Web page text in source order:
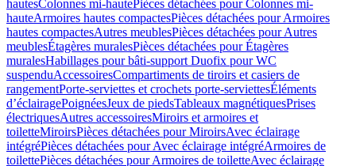
hautesColonnes mi-hautePièces détachées pour Colonnes mi-
hauteArmoires hautes compactesPièces détachées pour Armoires
hautes compactesAutres meublesPièces détachées pour Autres
meublesÉtagères muralesPièces détachées pour Étagères
muralesHabillages pour bâti-support Duofix pour WC
suspenduAccessoiresCompartiments de tiroirs et casiers de
rangementPorte-serviettes et crochets porte-serviettesÉléments
d’éclairagePoignéesJeux de piedsTableaux magnétiquesPrises
électriquesAutres accessoiresMiroirs et armoires et
toiletteMiroirsPièces détachées pour MiroirsAvec éclairage
intégréPièces détachées pour Avec éclairage intégréArmoires de
toilettePièces détachées pour Armoires de toiletteAvec éclairage